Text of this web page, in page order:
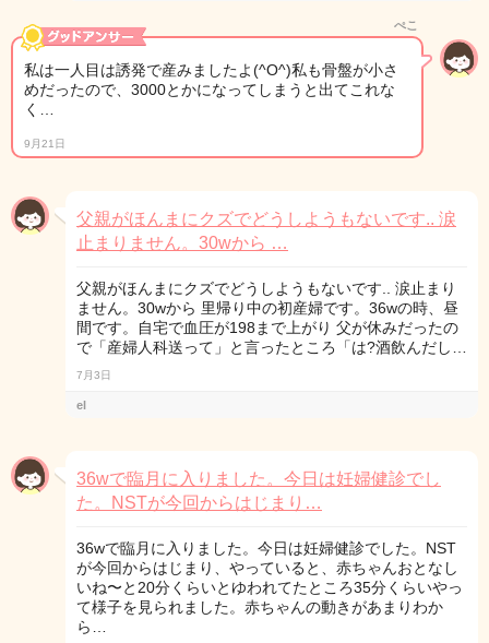
ぺこ
私は一人目は誘発で産みましたよ(^O^)私も骨盤が小さ
めだったので、3000とかになってしまうと出てこれな
く…
9月21日
父親がほんまにクズでどうしようもないです.. 涙
止まりません。30wから …
父親がほんまにクズでどうしようもないです.. 涙止まり
ません。30wから 里帰り中の初産婦です。36wの時、昼
間です。自宅で血圧が198まで上がり 父が休みだったの
で「産婦人科送って」と言ったところ「は?酒飲んだし…
7月3日
el
36wで臨月に入りました。今日は妊婦健診でし
た。NSTが今回からはじまり…
36wで臨月に入りました。今日は妊婦健診でした。NST
が今回からはじまり、やっていると、赤ちゃんおとなし
いね〜と20分くらいとゆわれてたところ35分くらいやっ
て様子を見られました。赤ちゃんの動きがあまりわか
ら…